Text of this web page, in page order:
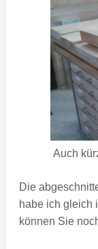
Auch
Die
habe ich gleich
können Sie